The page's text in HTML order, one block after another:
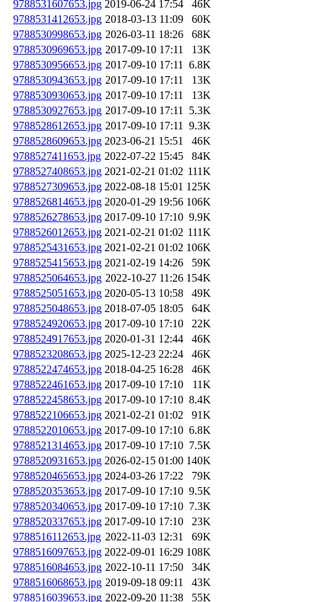
9788531607653.jpg 2019-06-24 17:54
46K
9788531412653.jpg 2018-03-13 11:09
60K
9788530998653.jpg 2026-03-11 18:26
68K
9788530969653.jpg 2017-09-10 17:11
13K
9788530956653.jpg 2017-09-10 17:11 6.8K
9788530943653.jpg 2017-09-10 17:11
13K
9788530930653.jpg 2017-09-10 17:11
13K
9788530927653.jpg 2017-09-10 17:11 5.3K
9788528612653.jpg 2017-09-10 17:11 9.3K
9788528609653.jpg 2023-06-21 15:51
46K
9788527411653.jpg 2022-07-22 15:45
84K
9788527408653.jpg 2021-02-21 01:02 111K
9788527309653.jpg 2022-08-18 15:01 125K
9788526814653.jpg 2020-01-29 19:56 106K
9788526278653.jpg 2017-09-10 17:10 9.9K
9788526012653.jpg 2021-02-21 01:02 111K
9788525431653.jpg 2021-02-21 01:02 106K
9788525415653.jpg 2021-02-19 14:26
59K
9788525064653.jpg 2022-10-27 11:26 154K
9788525051653.jpg 2020-05-13 10:58
49K
9788525048653.jpg 2018-07-05 18:05
64K
9788524920653.jpg 2017-09-10 17:10
22K
9788524917653.jpg 2020-01-31 12:44
46K
9788523208653.jpg 2025-12-23 22:24
46K
9788522474653.jpg 2018-04-25 16:28
46K
9788522461653.jpg 2017-09-10 17:10
11K
9788522458653.jpg 2017-09-10 17:10 8.4K
9788522106653.jpg 2021-02-21 01:02
91K
9788522010653.jpg 2017-09-10 17:10 6.8K
9788521314653.jpg 2017-09-10 17:10 7.5K
9788520931653.jpg 2026-02-15 01:00 140K
9788520465653.jpg 2024-03-26 17:22
79K
9788520353653.jpg 2017-09-10 17:10 9.5K
9788520340653.jpg 2017-09-10 17:10 7.3K
9788520337653.jpg 2017-09-10 17:10
23K
9788516112653.jpg 2022-11-03 12:31
69K
9788516097653.jpg 2022-09-01 16:29 108K
9788516084653.jpg 2022-10-11 17:50
34K
9788516068653.jpg 2019-09-18 09:11
43K
9788516039653.jpg 2022-09-20 11:38 55K